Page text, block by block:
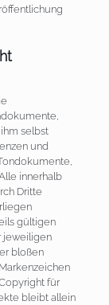
selbst
und
innerhalb
Dritte
gültigen
jeweiligen
bloßen
für
bleibt allein